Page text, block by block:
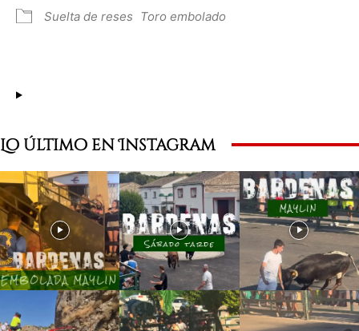
Suelta de reses Toro embolado
Lo último en Instagram